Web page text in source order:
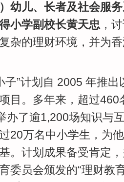
幼儿、长者及社会服
小学副校长黄天忠 ，
杂的理财环境，并为
子”计划自 2005 年推
目。多年来，超过460
办了逾1,200场知识与
20万名中小学生，为
。计划成果备受肯定
委员会颁发的“理财教